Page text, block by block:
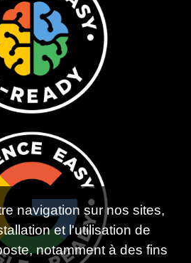
navigation sur nos sites,
et l'utilisation de
notamment à des fins